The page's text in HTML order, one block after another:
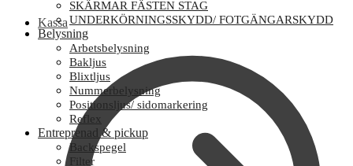
Kassa
SKÄRMAR FÄSTEN STAG
UNDERKÖRNINGSSKYDD/ FOTGÄNGARSKYDD
Belysning
Arbetsbelysning
Bakljus
Blixtljus
Nummerbelysning
Positionsljus/ sidomarkering
Reflex
Entreprenad & pickup
Backspegel
Filter